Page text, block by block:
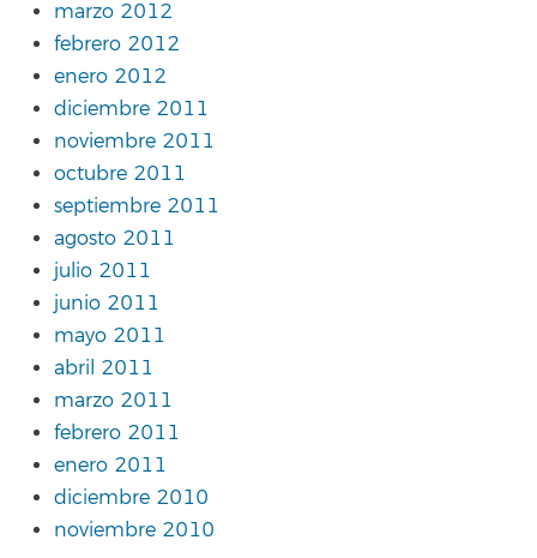
marzo 2012
febrero 2012
enero 2012
diciembre 2011
noviembre 2011
octubre 2011
septiembre 2011
agosto 2011
julio 2011
junio 2011
mayo 2011
abril 2011
marzo 2011
febrero 2011
enero 2011
diciembre 2010
noviembre 2010